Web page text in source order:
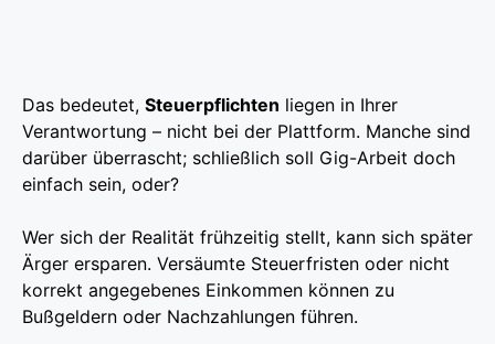
Das bedeutet, Steuerpflichten liegen in Ihrer
Verantwortung – nicht bei der Plattform. Manche sind
darüber überrascht; schließlich soll Gig-Arbeit doch
einfach sein, oder?
Wer sich der Realität frühzeitig stellt, kann sich später
Ärger ersparen. Versäumte Steuerfristen oder nicht
korrekt angegebenes Einkommen können zu
Bußgeldern oder Nachzahlungen führen.